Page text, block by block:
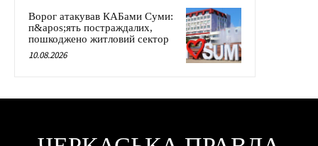
Ворог атакував КАБами Суми:
п&apos;ять постраждалих,
пошкоджено житловий сектор
10.08.2026